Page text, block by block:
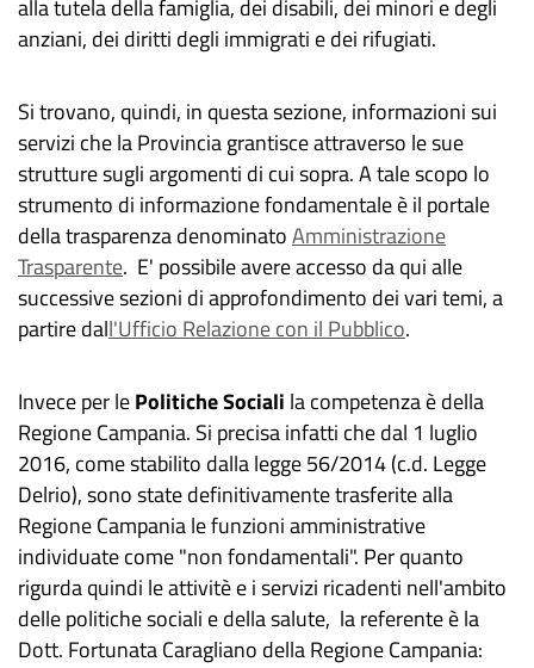
alla tutela della famiglia, dei disabili, dei minori e degli
anziani, dei diritti degli immigrati e dei rifugiati.
Si trovano, quindi, in questa sezione, informazioni sui
servizi che la Provincia grantisce attraverso le sue
strutture sugli argomenti di cui sopra. A tale scopo lo
strumento di informazione fondamentale è il portale
della trasparenza denominatoAmministrazione
Trasparente. E' possibile avere accesso da qui alle
successive sezioni di approfondimento dei vari temi, a
partire dall'Ufficio Relazione con il Pubblico.
Invece per lePolitiche Sociali la competenza è della
Regione Campania. Si precisa infatti che dal 1 luglio
2016, come stabilito dalla legge 56/2014 (c.d. Legge
Delrio), sono state definitivamente trasferite alla
Regione Campania le funzioni amministrative
individuate come "non fondamentali". Per quanto
rigurda quindi le attivitè e i servizi ricadenti nell'ambito
delle politiche sociali e della salute, la referente è la
Dott. Fortunata Caragliano della Regione Campania: